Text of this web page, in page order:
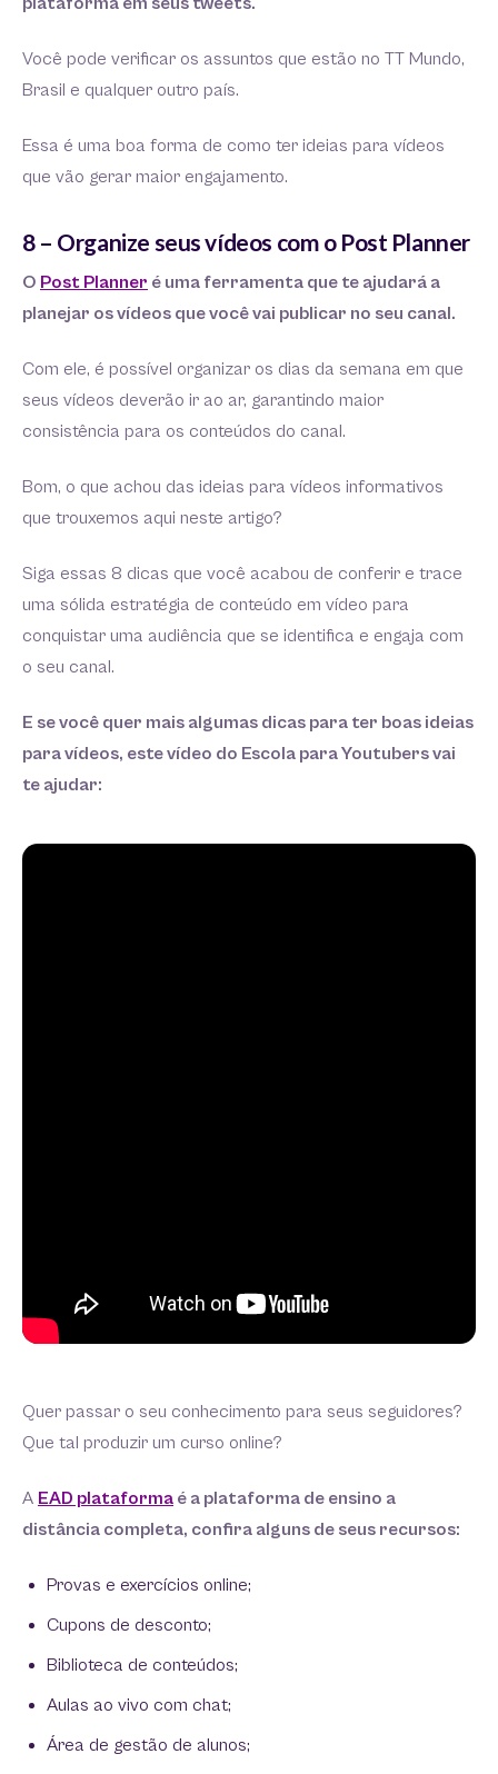
Você pode verificar os assuntos que estão no TT Mundo,
Brasil e qualquer outro país.
Essa é uma boa forma de como ter ideias para vídeos
que vão gerar maior engajamento.
8 – Organize seus vídeos com o Post Planner
O Post Planner é uma ferramenta que te ajudará a
planejar os vídeos que você vai publicar no seu canal.
Com ele, é possível organizar os dias da semana em que
seus vídeos deverão ir ao ar, garantindo maior
consistência para os conteúdos do canal.
Bom, o que achou das ideias para vídeos informativos
que trouxemos aqui neste artigo?
Siga essas 8 dicas que você acabou de conferir e trace
uma sólida estratégia de conteúdo em vídeo para
conquistar uma audiência que se identifica e engaja com
o seu canal.
E se você quer mais algumas dicas para ter boas ideias
para vídeos, este vídeo do Escola para Youtubers vai
te ajudar:
Quer passar o seu conhecimento para seus seguidores?
Que tal produzir um curso online?
A EAD plataforma é a plataforma de ensino a
distância completa, confira alguns de seus recursos:
Provas e exercícios online;
Cupons de desconto;
Biblioteca de conteúdos;
Aulas ao vivo com chat;
Área de gestão de alunos;